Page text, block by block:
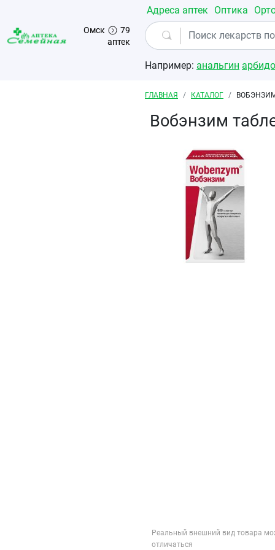
Перейти к основному содержанию
Омск
79
аптек
Адреса аптек Оптика
Например: анальгин
Строка навигации
ГЛАВНАЯ КАТАЛОГ
Вобэнзим
Реальный внешний вид товара
отличаться